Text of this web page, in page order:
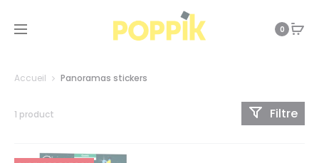
0
Accueil Panoramas stickers
1 product Filtre